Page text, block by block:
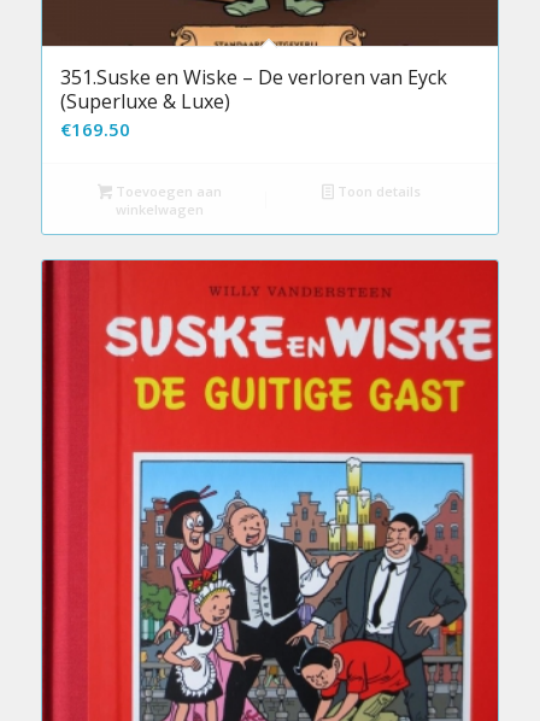
351.Suske en Wiske – De verloren van Eyck
(Superluxe & Luxe)
€169.50
Toevoegen aan
winkelwagen
Toon details